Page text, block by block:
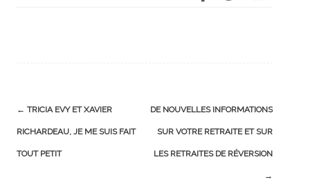
Post
navigation
← TRICIA EVY ET XAVIER
RICHARDEAU, JE ME SUIS FAIT
TOUT PETIT
DE NOUVELLES INFORMATIONS
SUR VOTRE RETRAITE ET SUR
LES RETRAITES DE RÉVERSION
→